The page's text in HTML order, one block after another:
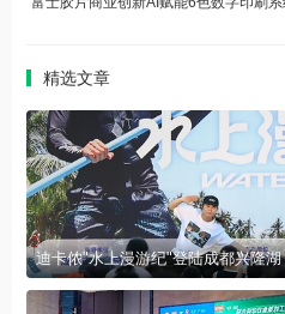
精选文章
迪卡侬"水上漫游纪"登陆成都兴隆